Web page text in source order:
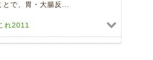
で、胃・大腸反...
れ2011